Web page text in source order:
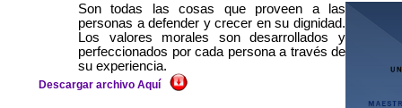
Son todas las cosas que proveen a las
personas a defender y crecer en su dignidad.
Los valores morales son desarrollados y
perfeccionados por cada persona a través de
su experiencia.
Descargar archivo Aquí